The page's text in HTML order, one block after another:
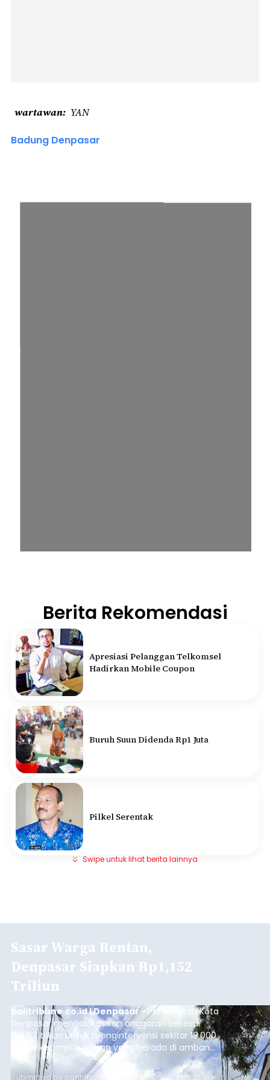
wartawan YAN
Badung Denpasar
Berita Rekomendasi
Apresiasi Pelanggan Telkomsel
Hadirkan Mobile Coupon
Buruh Suun Didenda Rp1 Juta
Pilkel Serentak
Swipe untuk lihat berita lainnya
Sasar Warga Rentan,
Denpasar Siapkan Rp1,152
Triliun
balitribune.co.id I Denpasar - Pemerintah Kota
Denpasar mengalokasikan anggaran sebesar
Rp1,152 triliun untuk mengintervensi sekitar 18.000
warga kelompok rentan yang berada di ambang
garis kemiskinan. Langkah strategis ini diambil
guna menjaga masyarakat yang berada pada
Submitted by contributor Thu, 08/06/2026 - 21:31